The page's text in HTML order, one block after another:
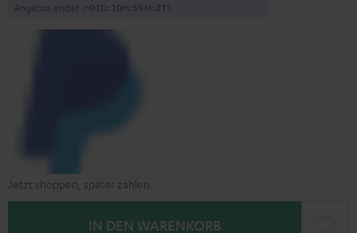
Angebot endet in01D:10H: 59M: 20S
Jetzt shoppen, später zahlen.
IN DEN WARENKORB